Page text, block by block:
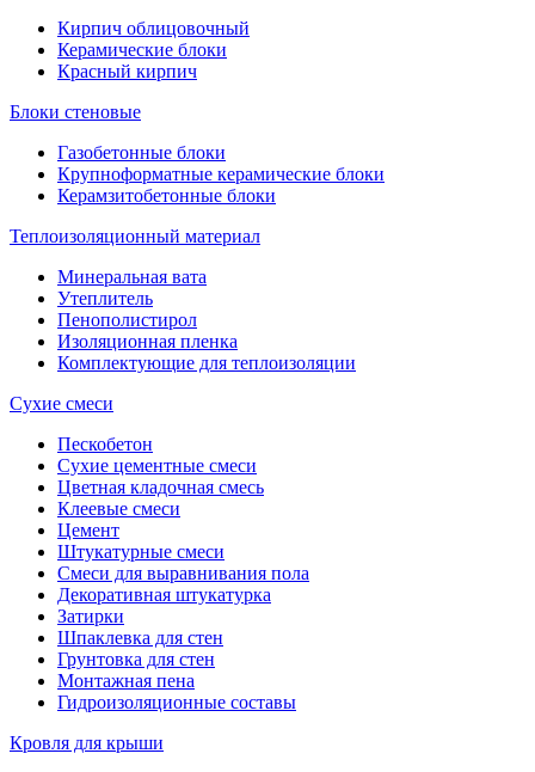
Кирпич облицовочный
Керамические блоки
Красный кирпич
Блоки стеновые
Газобетонные блоки
Крупноформатные керамические блоки
Керамзитобетонные блоки
Теплоизоляционный материал
Минеральная вата
Утеплитель
Пенополистирол
Изоляционная пленка
Комплектующие для теплоизоляции
Сухие смеси
Пескобетон
Сухие цементные смеси
Цветная кладочная смесь
Клеевые смеси
Цемент
Штукатурные смеси
Смеси для выравнивания пола
Декоративная штукатурка
Затирки
Шпаклевка для стен
Грунтовка для стен
Монтажная пена
Гидроизоляционные составы
Кровля для крыши